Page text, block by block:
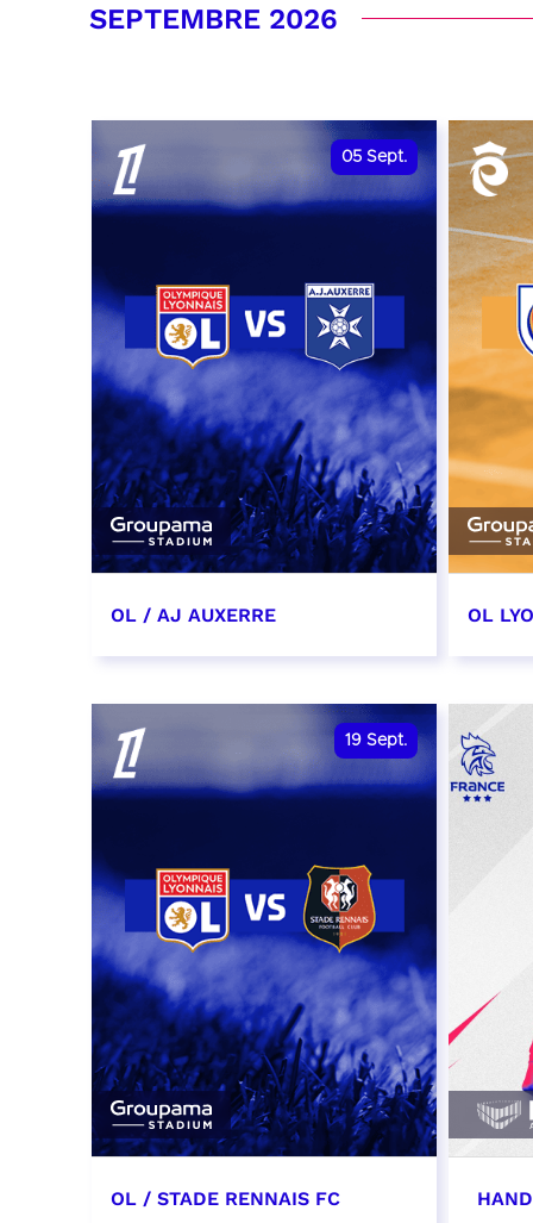
SEPTEMBRE 2026
05 Sept.
OL / AJ AUXERRE
RÉSERVER
OL
19 Sept.
OL / STADE RENNAIS FC